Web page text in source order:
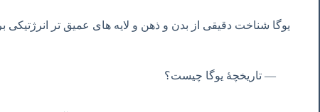
یوگا شناخت دقیقی از بدن و ذهن و لایه های عمیق تر انرژتیکی
تاریخچۀ یوگا چیست؟